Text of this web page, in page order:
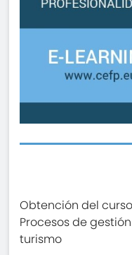
Obtención del
Procesos de
turismo